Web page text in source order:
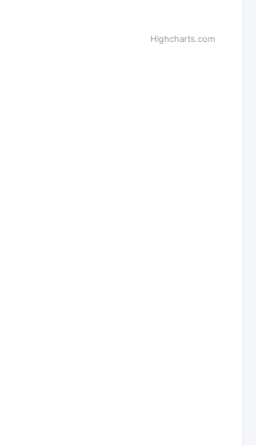
Highcharts.com